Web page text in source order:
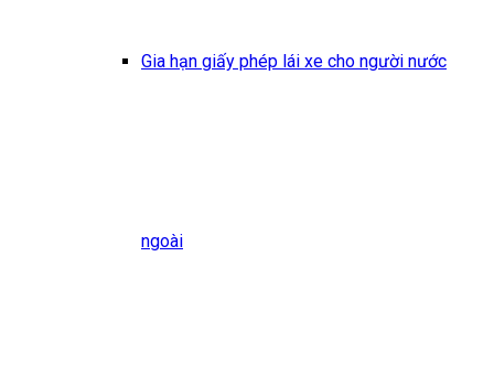
Gia hạn giấy phép lái xe cho người nước
ngoài